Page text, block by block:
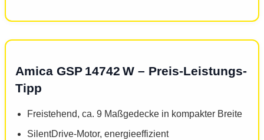
Amica GSP 14742 W – Preis-Leistungs-
Tipp
Freistehend, ca. 9 Maßgedecke in kompakter Breite
SilentDrive-Motor, energieeffizient